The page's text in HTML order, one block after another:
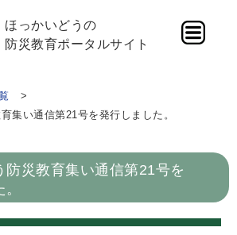
ほっかいどうの
防災教育ポータルサイト
集い通信第21号を発行しました。
防災教育集い通信第21号を